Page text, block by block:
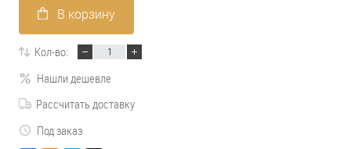
В корзину
Кол-во:
Нашли дешевле
Рассчитать доставку
Под заказ